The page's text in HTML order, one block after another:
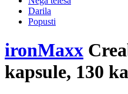
Darila
Popusti
ironMaxx
kapsule, 130